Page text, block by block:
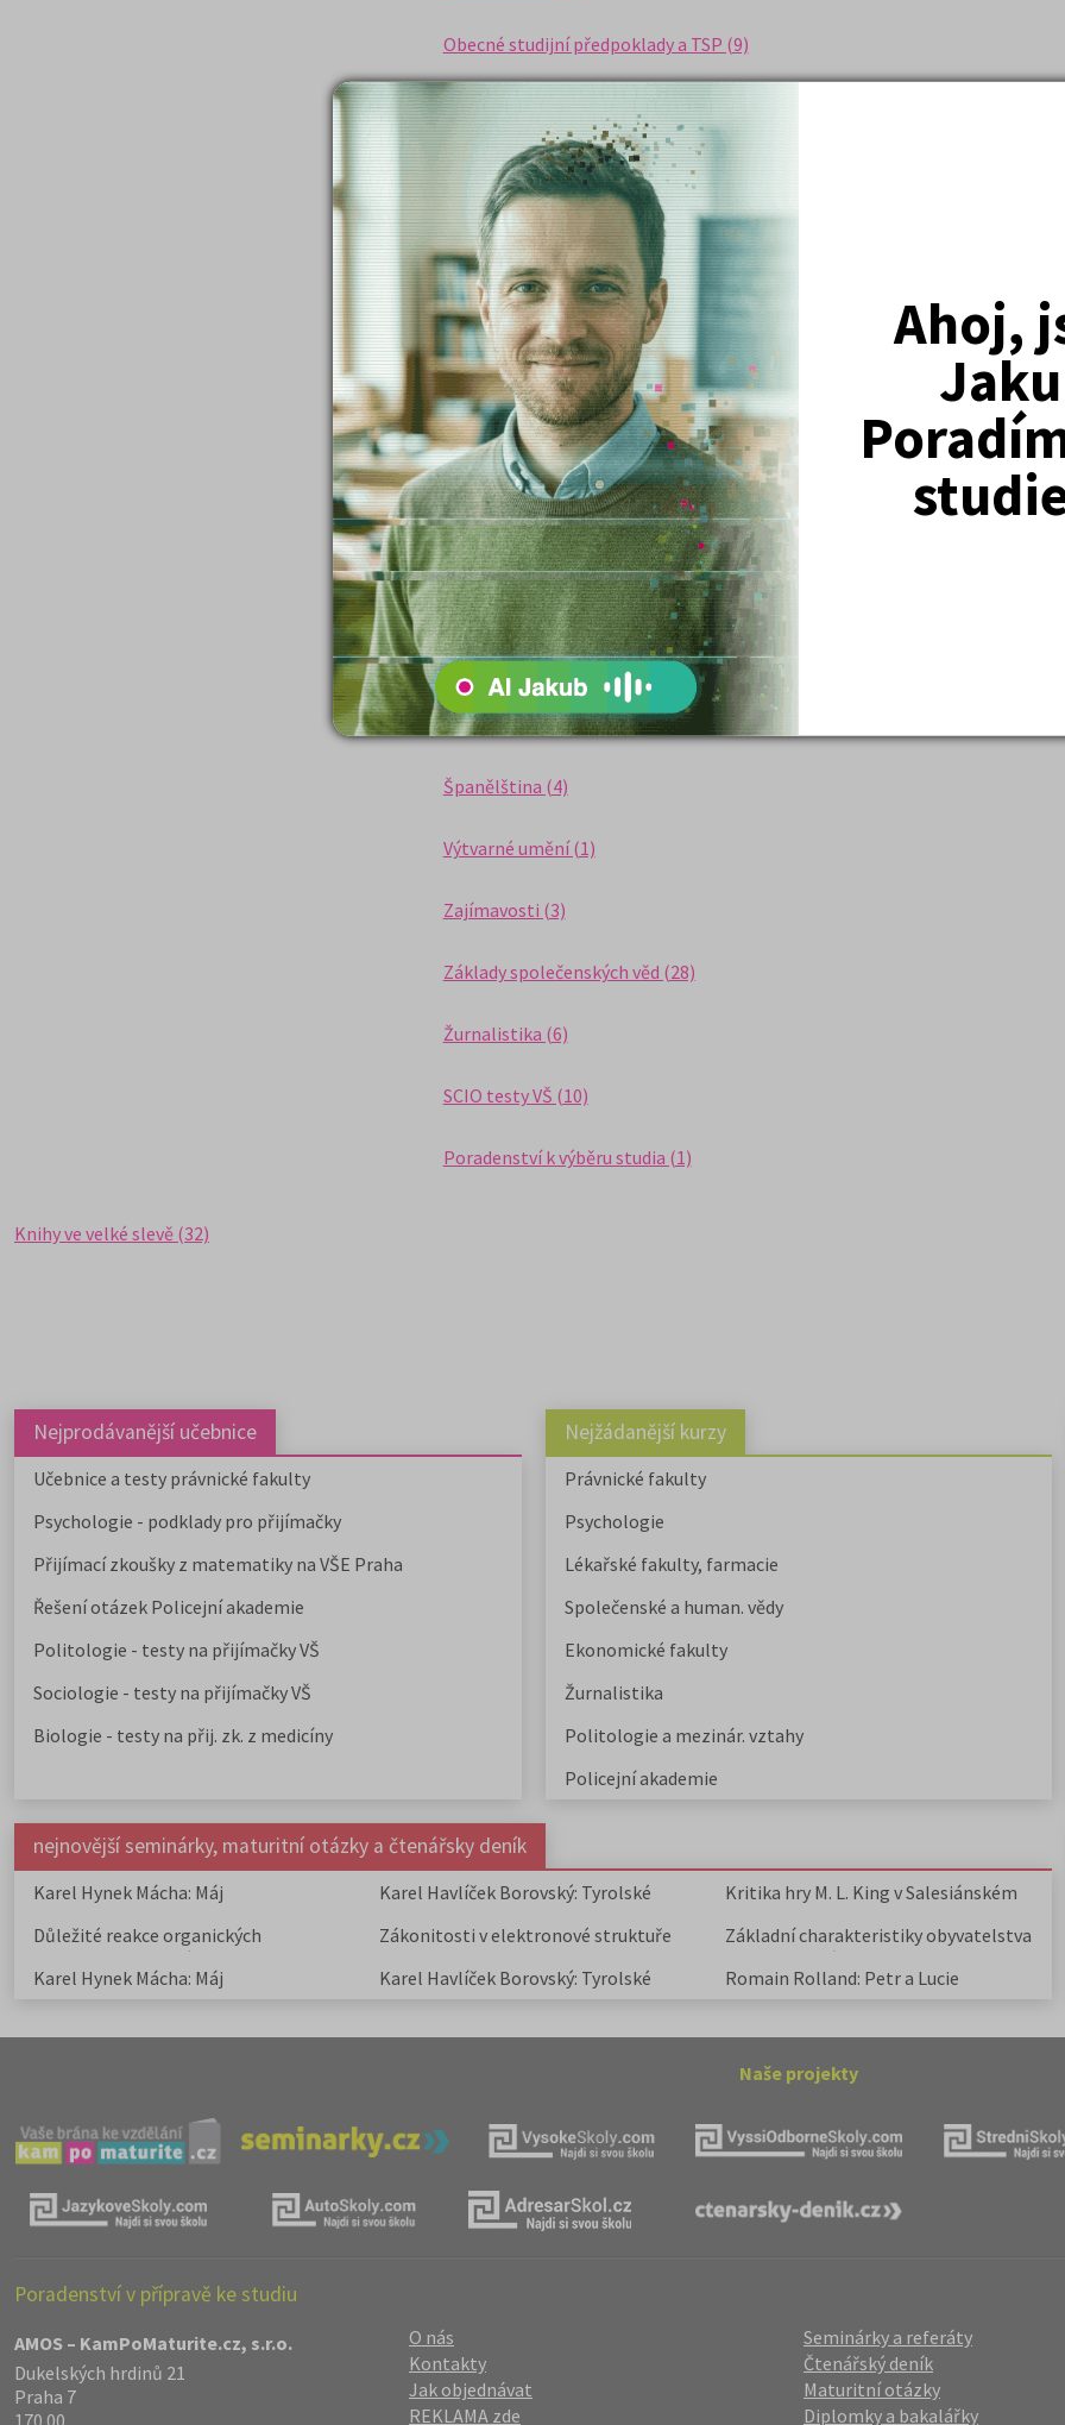
Ahoj,
Obecné studijní předpoklady a TSP (9)
Pedagogika (13)
Politologie (10)
Portugalština (2)
Právo (17)
Psychologie (47)
Ruština (2)
SCIO - NSZ Obecné studijní předpoklady (4)
SCIO - NSZ Základy společenských věd (3)
Skandinávské jazyky (2)
Slovníky (17)
Sociologie (12)
Španělština (4)
Výtvarné umění (1)
Zajímavosti (3)
Základy společenských věd (28)
Žurnalistika (6)
SCIO testy VŠ (10)
Poradenství k výběru studia (1)
Knihy ve velké slevě (32)
Nejprodávanější učebnice
Učebnice a testy právnické fakulty
Psychologie - podklady pro přijímačky
Přijímací zkoušky z matematiky na VŠE Praha
Řešení otázek Policejní akademie
Politologie - testy na přijímačky VŠ
Sociologie - testy na přijímačky VŠ
Biologie - testy na přij. zk. z medicíny
Nejžádanější kurzy
Právnické fakulty
Psychologie
Lékařské fakulty, farmacie
Společenské a human. vědy
Ekonomické fakulty
Žurnalistika
Politologie a mezinár. vztahy
Policejní akademie
nejnovější seminárky, maturitní otázky a čtenářsky deník
Karel Hynek Mácha: Máj
Karel Havlíček Borovský: Tyrolské
Kritika hry M. L. King v Salesiánském
Důležité reakce organických
sloučenin a jejich význam
Zákonitosti v elektronové struktuře
Základní charakteristiky obyvatelstva
a geografie sídel
Karel Hynek Mácha: Máj
Karel Havlíček Borovský: Tyrolské
Romain Rolland: Petr a Lucie
Naše projekty
Poradenství v přípravě ke studiu
AMOS – KamPoMaturite.cz, s.r.o.
Dukelských hrdinů 21
Praha 7
170 00
O nás
Kontakty
Jak objednávat
REKLAMA zde
Seminárky a referáty
Čtenářský deník
Maturitní otázky
Diplomky a bakalářky